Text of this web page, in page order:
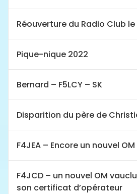
Réouverture du Radio Club
Pique-nique 2022
Bernard – F5LCY – SK
Disparition du père de
F4JEA – Encore un nouvel
F4JCD – un nouvel OM
son certificat d’opérateur